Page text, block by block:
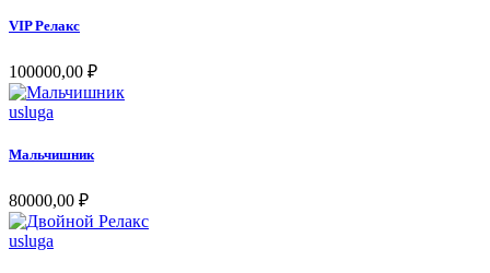
VIP Релакс
100000,00 ₽
usluga
Мальчишник
80000,00 ₽
usluga